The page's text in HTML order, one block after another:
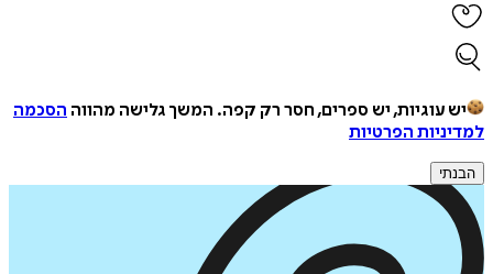
יש עוגיות, יש ספרים, חסר רק קפה. המשך גלישה מהווה הסכמה
למדיניות הפרטיות
הבנתי